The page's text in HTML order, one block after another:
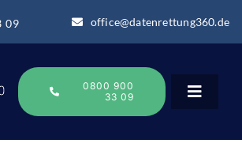
09 office@datenrettung360.de
Toggle
0800 900
33 09